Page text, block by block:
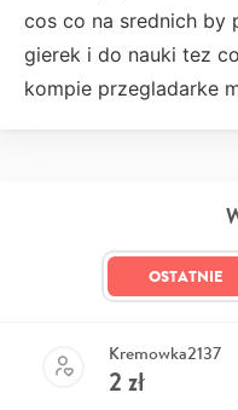
cos co na srednich by
gierek i do nauki tez
kompie przegladarke
OSTATNIE
Kremowka2137
2 zł